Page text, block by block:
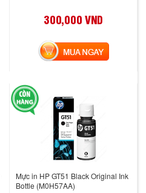
300,000 VND
MUA NGAY
Mực in HP GT51 Black Original Ink
Bottle (M0H57AA)